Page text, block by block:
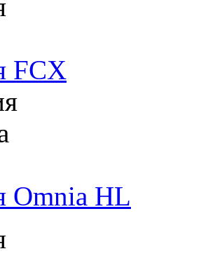
FCX
Omnia HL